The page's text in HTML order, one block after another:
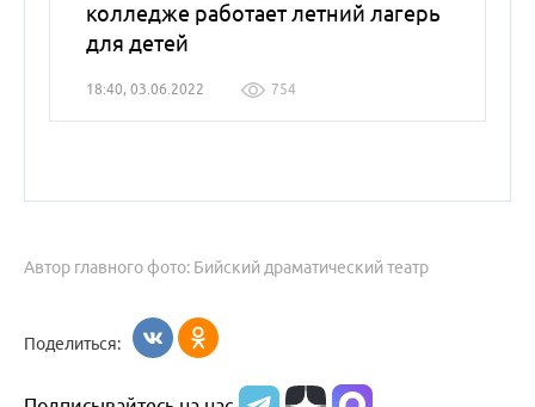
колледже работает летний лагерь
для детей
18:40, 03.06.2022 754
Автор главного фото: Бийский драматический театр
Поделиться: